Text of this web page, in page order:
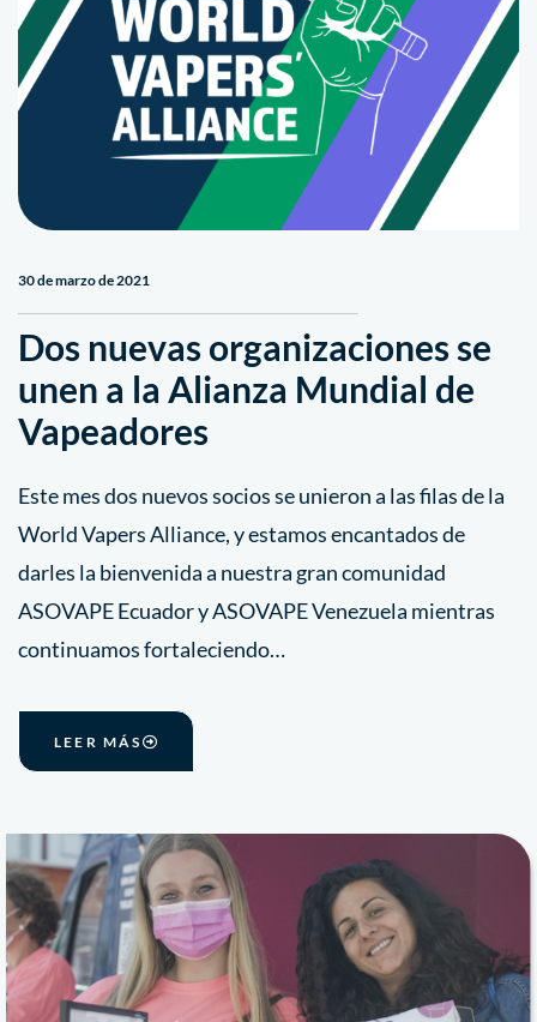
30 de marzo de 2021
Dos nuevas organizaciones se
unen a la Alianza Mundial de
Vapeadores
Este mes dos nuevos socios se unieron a las filas de la
World Vapers Alliance, y estamos encantados de
darles la bienvenida a nuestra gran comunidad
ASOVAPE Ecuador y ASOVAPE Venezuela mientras
continuamos fortaleciendo…
LEER MÁS